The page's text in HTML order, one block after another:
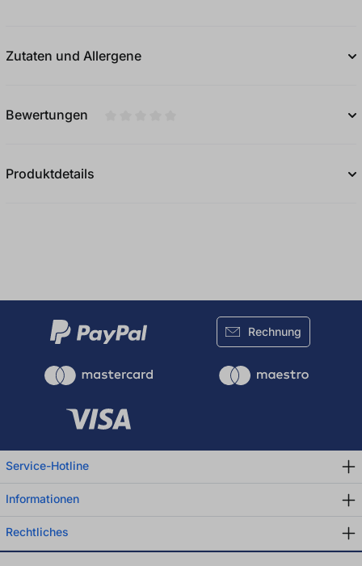
Zutaten und Allergene
Bewertungen
Produktdetails
Rechnung
Service-Hotline
Informationen
Rechtliches